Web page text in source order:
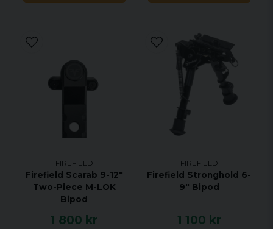
FIREFIELD
Firefield Scarab 9-12"
Two-Piece M-LOK
Bipod
1 800 kr
FIREFIELD
Firefield Stronghold 6-
9" Bipod
1 100 kr